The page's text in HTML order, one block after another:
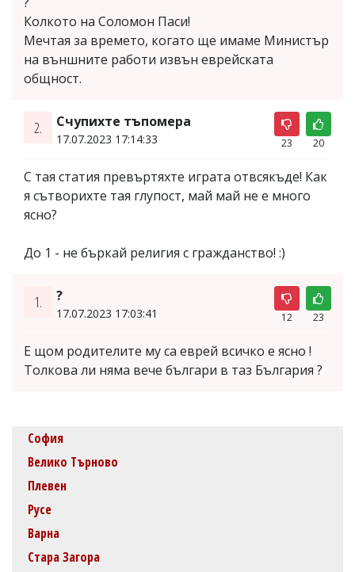
Колкото на Соломон Паси!
Мечтая за времето, когато ще имаме Министър
на външните работи извън еврейската
общност.
2. Счупихте тъпомера
17.07.2023 17:14:33 23 20
С тая статия превъртяхте играта отвсякъде! Как
я сътворихте тая глупост, май май не е много
ясно?
До 1 - не бъркай религия с гражданство! :)
1. ?
17.07.2023 17:03:41 12 23
Е щом родителите му са еврей всичко е ясно !
Толкова ли няма вече българи в таз България ?
София
Велико Търново
Плевен
Русе
Варна
Стара Загора